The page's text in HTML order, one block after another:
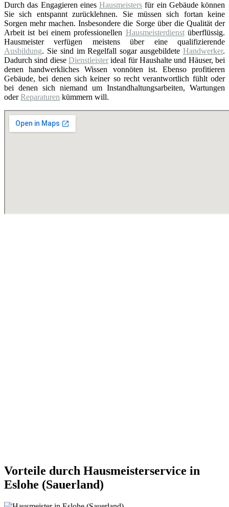
Durch das Engagieren eines Hausmeisters für ein Gebäude können
Sie sich entspannt zurücklehnen. Sie müssen sich fortan keine
Sorgen mehr machen. Insbesondere die Sorge über die Qualität der
Arbeit ist bei einem professionellen Hausmeisterdienstüberflüssig.
Hausmeister verfügen meistens über eine qualifizierende
Ausbildung. Sie sind im Regelfall sogar ausgebildete Handwerker.
Dadurch sind diese Dienstleister ideal für Haushalte und Häuser, bei
denen handwerkliches Wissen vonnöten ist. Ebenso profitieren
Gebäude, bei denen sich keiner so recht verantwortlich fühlt oder
bei denen sich niemand um Instandhaltungsarbeiten, Wartungen
oderReparaturen kümmern will.
Vorteile durch Hausmeisterservice in
Eslohe (Sauerland)